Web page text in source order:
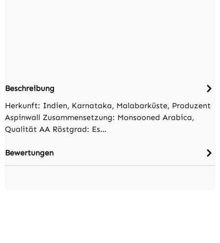
Beschreibung
Herkunft: Indien, Karnataka, Malabarküste, Produzent
Aspinwall Zusammensetzung: Monsooned Arabica,
Qualität AA Röstgrad: Es…
Bewertungen